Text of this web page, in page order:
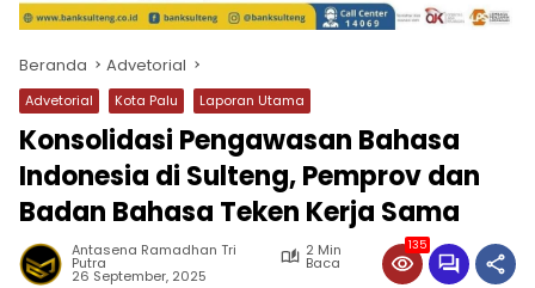
Beranda Advetorial
Advetorial Kota Palu Laporan Utama
Konsolidasi Pengawasan Bahasa
Indonesia di Sulteng, Pemprov dan
Badan Bahasa Teken Kerja Sama
Antasena Ramadhan Tri
Putra
2 Min
Baca
26 September, 2025
135